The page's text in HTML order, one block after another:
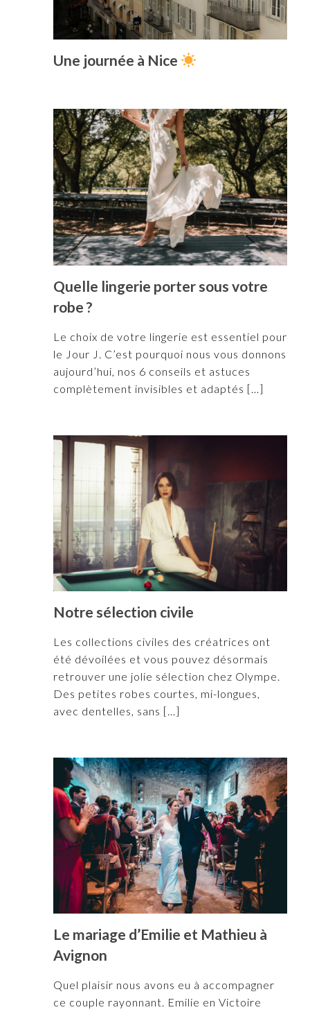
Une journée à Nice
Quelle lingerie porter sous votre
robe ?
Le choix de votre lingerie est essentiel pour
le Jour J. C’est pourquoi nous vous donnons
aujourd’hui, nos 6 conseils et astuces
complètement invisibles et adaptés […]
Notre sélection civile
Les collections civiles des créatrices ont
été dévoilées et vous pouvez désormais
retrouver une jolie sélection chez Olympe.
Des petites robes courtes, mi-longues,
avec dentelles, sans […]
Le mariage d’Emilie et Mathieu à
Avignon
Quel plaisir nous avons eu à accompagner
ce couple rayonnant. Emilie en Victoire